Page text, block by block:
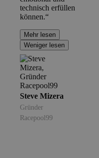
technisch erfüllen
können.“
Mehr lesen
Weniger lesen
Steve Mizera
Gründer
Racepool99